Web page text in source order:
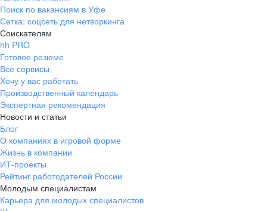
Поиск по вакансиям в Уфе
Сетка: соцсеть для нетворкинга
Соискателям
hh PRO
Готовое резюме
Все сервисы
Хочу у вас работать
Производственный календарь
Экспертная рекомендация
Новости и статьи
Блог
О компаниях в игровой форме
Жизнь в компании
ИТ-проекты
Рейтинг работодателей России
Молодым специалистам
Карьера для молодых специалистов